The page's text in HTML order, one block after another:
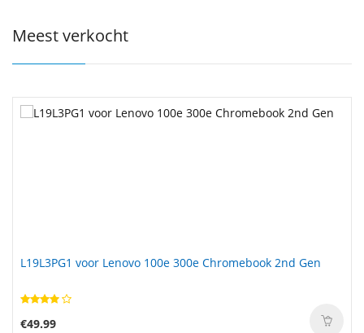
Meest verkocht
L19L3PG1 voor Lenovo 100e 300e Chromebook 2nd Gen
€49.99